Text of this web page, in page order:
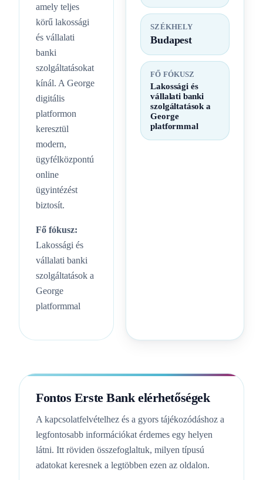
amely teljes
körű lakossági
és vállalati
banki
szolgáltatásokat
kínál. A George
digitális
platformon
keresztül
modern,
ügyfélközpontú
online
ügyintézést
biztosít.
Fő fókusz:
Lakossági és
vállalati banki
szolgáltatások a
George
platformmal
SZÉKHELY
Budapest
FŐ FÓKUSZ
Lakossági és
vállalati banki
szolgáltatások a
George
platformmal
Fontos Erste Bank elérhetőségek
A kapcsolatfelvételhez és a gyors tájékozódáshoz a
legfontosabb információkat érdemes egy helyen
látni. Itt röviden összefoglaltuk, milyen típusú
adatokat keresnek a legtöbben ezen az oldalon.